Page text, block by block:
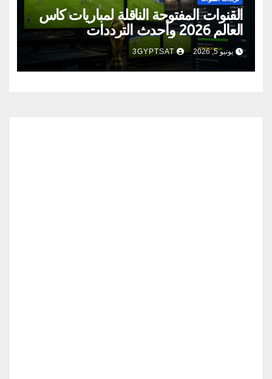
القنوات المفتوحة الناقلة لمباريات كأس
العالم 2026 وأحدث الترددات
يونيو 5, 2026 3GYPTSAT